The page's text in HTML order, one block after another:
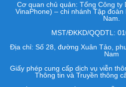
Cơ quan chủ quản: Tổng Công ty
VinaPhone) – chi nhánh Tập
Nam.
MST/ĐKKD/QQDTL:
Địa chỉ: Số 28, đường Xuân Tảo,
Nam
Giấy phép cung cấp dịch vụ viễn
Thông tin và Truyền thông